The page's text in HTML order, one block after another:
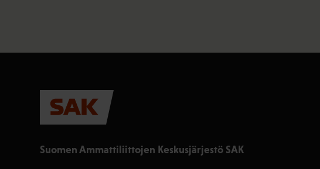
Suomen Ammattiliittojen Keskusjärjestö SAK